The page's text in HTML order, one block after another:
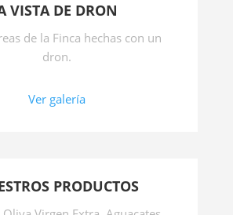
VISTA DE DRON
de la Finca hechas con un
dron.
Ver galería
PRODUCTOS